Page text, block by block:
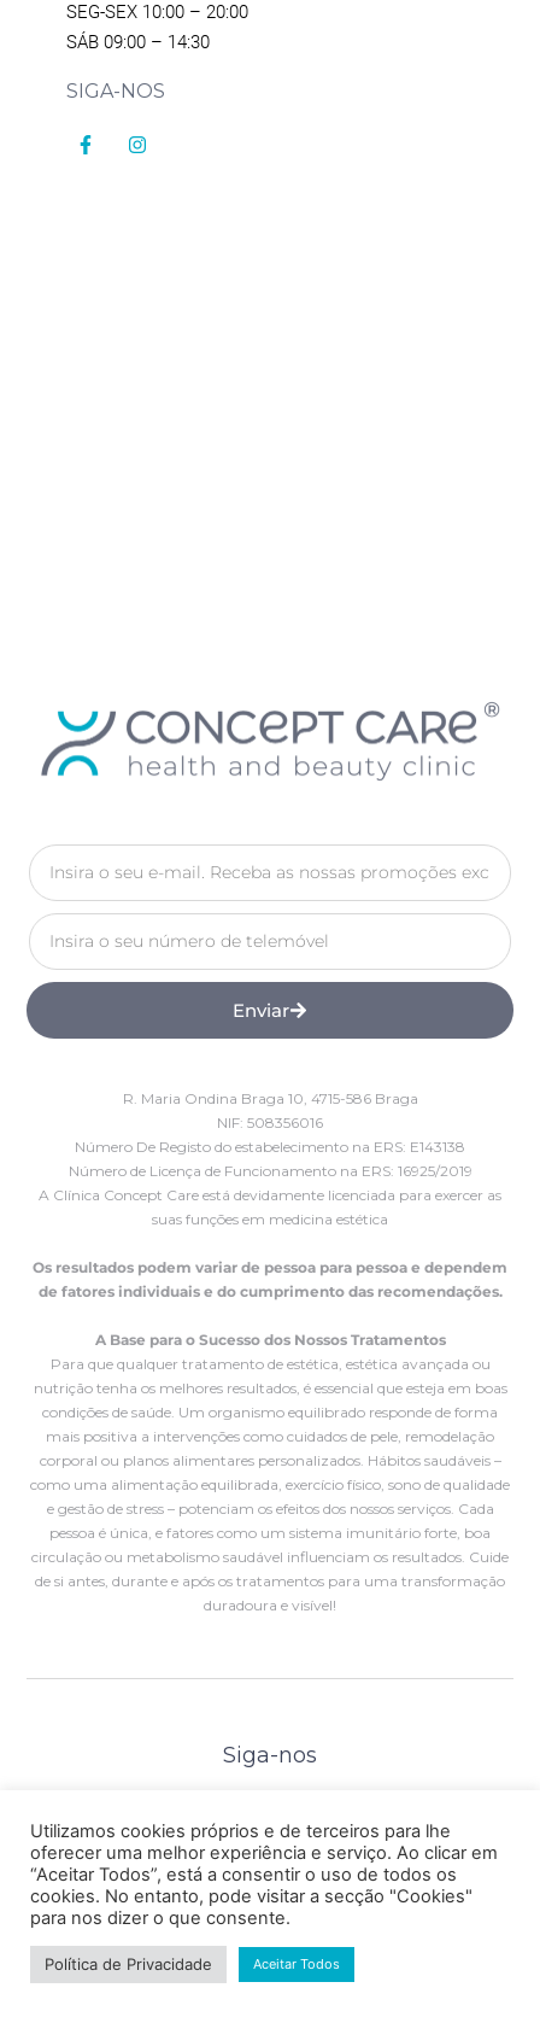
SEG-SEX 10:00 – 20:00
SÁB 09:00 – 14:30
SIGA-NOS
Enviar
R. Maria Ondina Braga 10, 4715-586 Braga
NIF: 508356016
Número De Registo do estabelecimento na ERS: E143138
Número de Licença de Funcionamento na ERS: 16925/2019
A Clínica Concept Care está devidamente licenciada para exercer as
suas funções em medicina estética
Os resultados podem variar de pessoa para pessoa e dependem
de fatores individuais e do cumprimento das recomendações.
A Base para o Sucesso dos Nossos Tratamentos
Para que qualquer tratamento de estética, estética avançada ou
nutrição tenha os melhores resultados, é essencial que esteja em boas
condições de saúde. Um organismo equilibrado responde de forma
mais positiva a intervenções como cuidados de pele, remodelação
corporal ou planos alimentares personalizados. Hábitos saudáveis –
como uma alimentação equilibrada, exercício físico, sono de qualidade
e gestão de stress – potenciam os efeitos dos nossos serviços. Cada
pessoa é única, e fatores como um sistema imunitário forte, boa
circulação ou metabolismo saudável influenciam os resultados. Cuide
de si antes, durante e após os tratamentos para uma transformação
duradoura e visível!
Siga-nos
PROTOCOLOS
© 2026 Concept Care®
Utilizamos cookies próprios e de terceiros para lhe
oferecer uma melhor experiência e serviço. Ao clicar em
“Aceitar Todos”, está a consentir o uso de todos os
cookies. No entanto, pode visitar a secção "Cookies"
para nos dizer o que consente.
Política de Privacidade Aceitar Todos